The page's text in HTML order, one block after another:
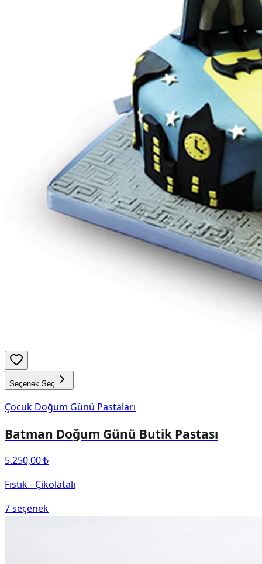
Seçenek Seç
Çocuk Doğum Günü Pastaları
Batman Doğum Günü Butik Pastası
5.250,00 ₺
Fıstık - Çikolatalı
7seçenek